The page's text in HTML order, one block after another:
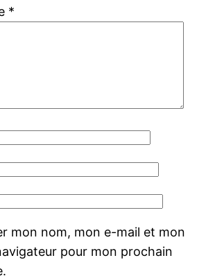
*
mon nom, mon e-mail et mon
pour mon prochain